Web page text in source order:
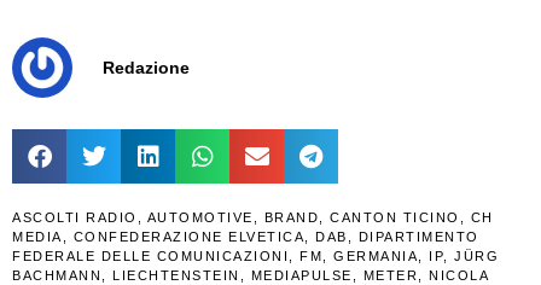
Redazione
ASCOLTI RADIO AUTOMOTIVE BRAND CANTON TICINO
CH
MEDIA
CONFEDERAZIONE ELVETICA DAB
DIPARTIMENTO
FEDERALE DELLE COMUNICAZIONI
FM GERMANIA IP
JÜRG
BACHMANN
LIECHTENSTEIN MEDIAPULSE METER
NICOLA